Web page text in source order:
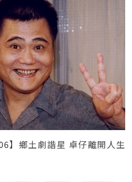
】鄉土劇諧星 卓仔離開人生